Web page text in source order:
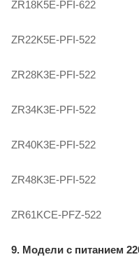
ZR18K5E-PFI-622
ZR22K5E-PFI-522
ZR28K3E-PFI-522
ZR34K3E-PFI-522
ZR40K3E-PFI-522
ZR48K3E-PFI-522
ZR61KCE-PFZ-522
9. Модели с питанием